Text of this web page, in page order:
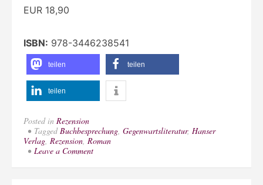
EUR 18,90
ISBN: 978-3446238541
teilen teilen
teilen
Posted in Rezension
TaggedBuchbesprechung, Gegenwartsliteratur, Hanser
Verlag, Rezension, Roman
Leave a Commenton